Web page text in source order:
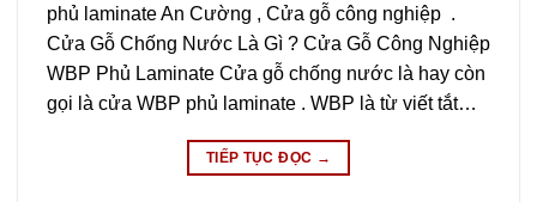
phủ laminate An Cường , Cửa gỗ công nghiệp .
Cửa Gỗ Chống Nước Là Gì ? Cửa Gỗ Công Nghiệp
WBP Phủ Laminate Cửa gỗ chống nước là hay còn
gọi là cửa WBP phủ laminate . WBP là từ viết tắt…
TIẾP TỤC ĐỌC →